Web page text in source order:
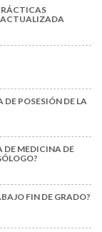
ACTUALIZADA
DE POSESIÓN DE LA
DE MEDICINA DE
FIN DE GRADO?